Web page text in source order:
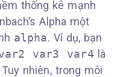
thống kê mạnh
Alpha một
alpha. Ví dụ, bạn
var3 var4 là
nhiên, trong môi